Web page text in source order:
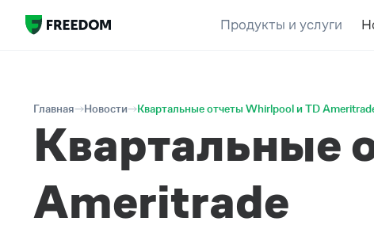
Продукты и услуги
Главная Новости Квартальные отчеты Whirlpool и TD
Квартальные
Ameritrade